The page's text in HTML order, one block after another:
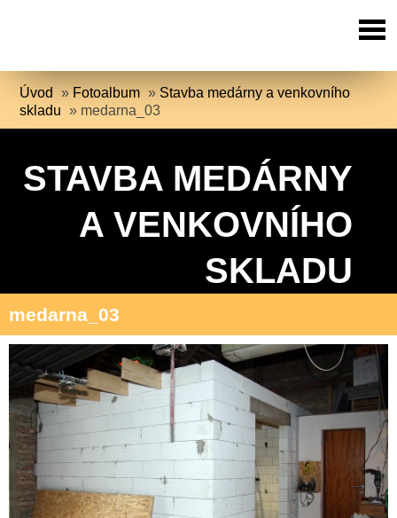
Úvod » Fotoalbum » Stavba medárny a venkovního
skladu » medarna_03
STAVBA MEDÁRNY
A VENKOVNÍHO
SKLADU
medarna_03